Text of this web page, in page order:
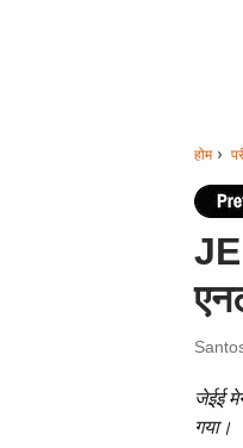
होम
जेईई
गया।